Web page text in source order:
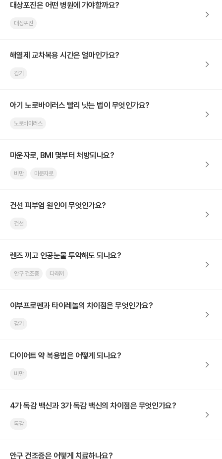
대상포진은 어떤 병원에 가야할까요?
대상포진
해열제 교차복용 시간은 얼마인가요?
감기
아기 노로바이러스 빨리 낫는 법이 무엇인가요?
노로바이러스
마운자로, BMI 몇부터 처방되나요?
비만 마운자로
건선 피부염 원인이 무엇인가요?
건선
렌즈 끼고 인공눈물 투약해도 되나요?
안구 건조증 다래끼
이부프로펜과 타이레놀의 차이점은 무엇인가요?
감기
다이어트 약 복용법은 어떻게 되나요?
비만
4가 독감 백신과 3가 독감 백신의 차이점은 무엇인가요?
독감
안구 건조증은 어떻게 치료하나요?